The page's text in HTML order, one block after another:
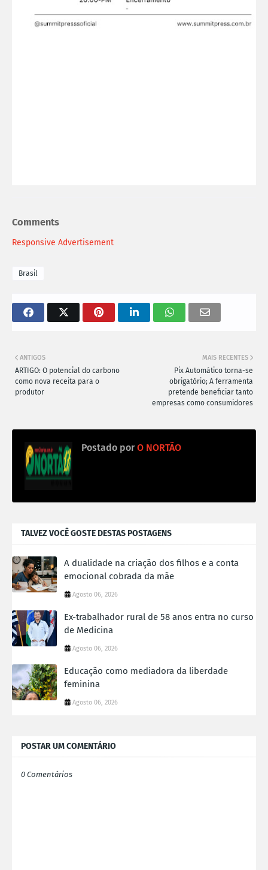
Comments
Responsive Advertisement
Brasil
MAIS RECENTES
Pix Automático torna-se
obrigatório; A ferramenta
pretende beneficiar tanto
empresas como consumidores
ANTIGOS
ARTIGO: O potencial do carbono
como nova receita para o
produtor
Postado por O NORTÃO
TALVEZ VOCÊ GOSTE DESTAS POSTAGENS
A dualidade na criação dos filhos e a conta
emocional cobrada da mãe
Agosto 06, 2026
Ex-trabalhador rural de 58 anos entra no curso
de Medicina
Agosto 06, 2026
Educação como mediadora da liberdade
feminina
Agosto 06, 2026
POSTAR UM COMENTÁRIO
0 Comentários